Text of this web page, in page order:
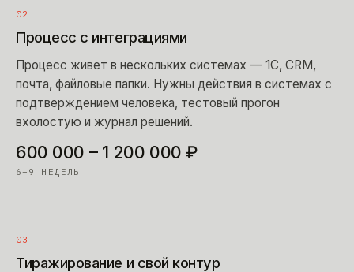
02
Процесс с интеграциями
Процесс живет в нескольких системах — 1С, CRM,
почта, файловые папки. Нужны действия в системах с
подтверждением человека, тестовый прогон
вхолостую и журнал решений.
600 000 – 1 200 000 ₽
6–9 НЕДЕЛЬ
03
Тиражирование и свой контур